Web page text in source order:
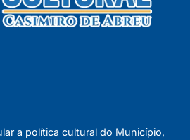
a política cultural do Município,